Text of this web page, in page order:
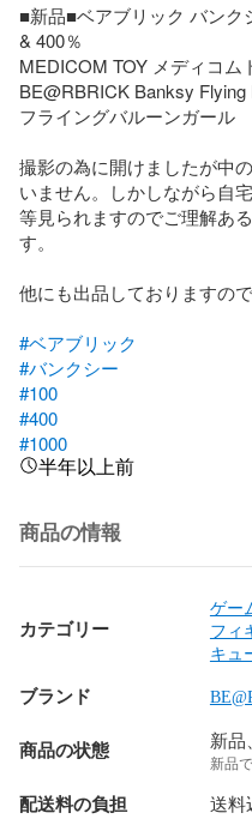
■新品■ベアブリック バン
& 400％
MEDICOM TOY メディコム
BE@RBRICK Banksy Flying
フライングバルーンガール
撮影の為に開けましたが中
いません。しかしながら自
等見られますのでご理解あ
す。
他にも出品しておりますの
#ベアブリック
#バンクシー
#100
#400
#1000
半年以上前
商品の情報
カテゴリー
ゲー
フィ
キュ
ブランド
商品の状態 新品
新品
配送料の負担 送料